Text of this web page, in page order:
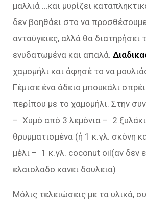
μαλλιά …και μυρίζει
δεν βοηθάει στο να
ανταύγειες, αλλά θα διατηρήσει
ενυδατωμένα και απαλά.
χαμομήλι και άφησέ το να
Γέμισε ένα άδειο μπουκάλι
περίπου με το χαμομήλι. Στην
– Χυμό από 3 λεμόνια – 2
θρυμματισμένα (ή 1 κ.γλ. σκόνη
μέλι – 1 κ.γλ. coconut oil(αν δεν
ελαιολαδο κανει δουλεια)
Μόλις τελειώσεις με τα υλικά,